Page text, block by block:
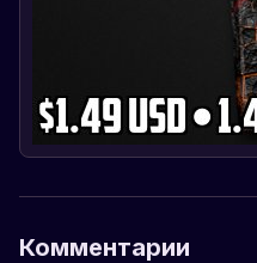
Комментарии